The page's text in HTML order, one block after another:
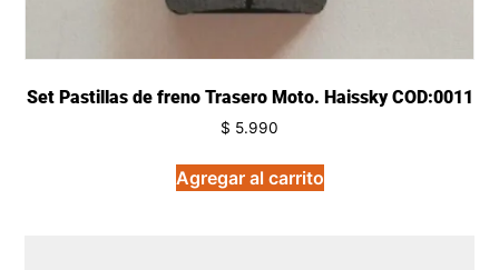
Set Pastillas de freno Trasero Moto. Haissky COD:0011
$ 5.990
Agregar al carrito